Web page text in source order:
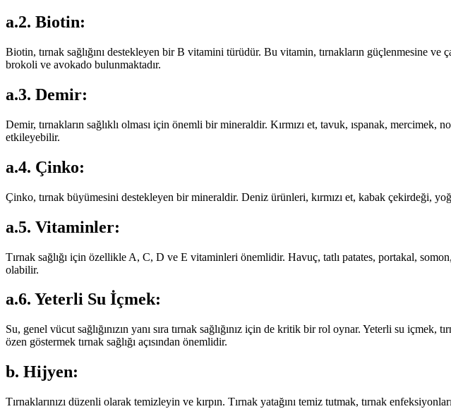
a.2. Biotin:
Biotin, tırnak sağlığını destekleyen bir B vitamini türüdür. Bu vitamin, tırnakların güçlenmesine ve
brokoli ve avokado bulunmaktadır.
a.3. Demir:
Demir, tırnakların sağlıklı olması için önemli bir mineraldir. Kırmızı et, tavuk, ıspanak,
etkileyebilir.
a.4. Çinko:
Çinko, tırnak büyümesini destekleyen bir mineraldir. Deniz ürünleri, kırmızı et, kabak çekirdeği,
a.5. Vitaminler:
Tırnak sağlığı için özellikle A, C, D ve E vitaminleri önemlidir. Havuç, tatlı patates, portakal,
olabilir.
a.6. Yeterli Su İçmek:
Su, genel vücut sağlığınızın yanı sıra tırnak sağlığınız için de kritik bir rol oynar. Yeterli su
özen göstermek tırnak sağlığı açısından önemlidir.
b. Hijyen:
Tırnaklarınızı düzenli olarak temizleyin ve kırpın. Tırnak yatağını temiz tutmak, tırnak